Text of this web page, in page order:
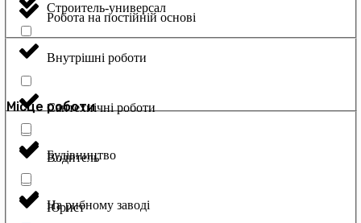
Строитель-универсал
Внутрішні роботи
Сантехнічні роботи
Водитель
Юрист
Робота на постійній основі
Місце роботи
Будівництво
На рибному заводі